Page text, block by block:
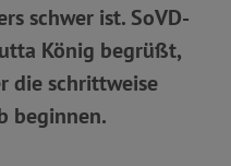
schwer ist. SoVD-
König begrüßt,
die schrittweise
beginnen.